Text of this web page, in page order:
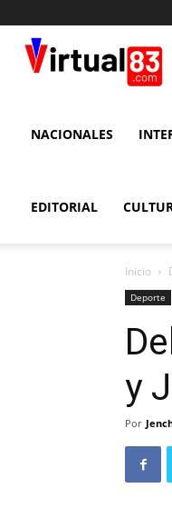
NACIONALES
EDITORIAL
Inicio
Deporte
y
Por